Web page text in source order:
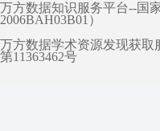
万方数据知识服务平台--国
2006BAH03B01）
万方数据学术资源发现获取
第11363462号